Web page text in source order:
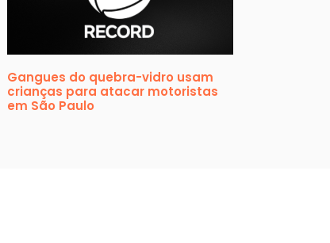
Gangues do quebra-vidro usam
crianças para atacar motoristas
em São Paulo